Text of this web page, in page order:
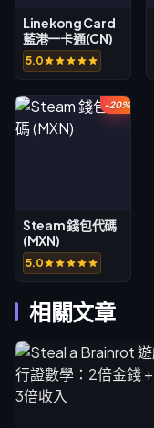
Linekong Card
藍港一卡通(CN)
5.0
-20%
Steam 錢包代碼
(MXN)
5.0
相關文章